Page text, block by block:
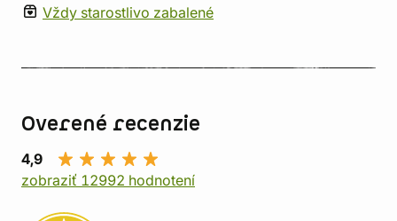
Vždy starostlivo zabalené
Overené recenzie
4,9
zobraziť 12992 hodnotení